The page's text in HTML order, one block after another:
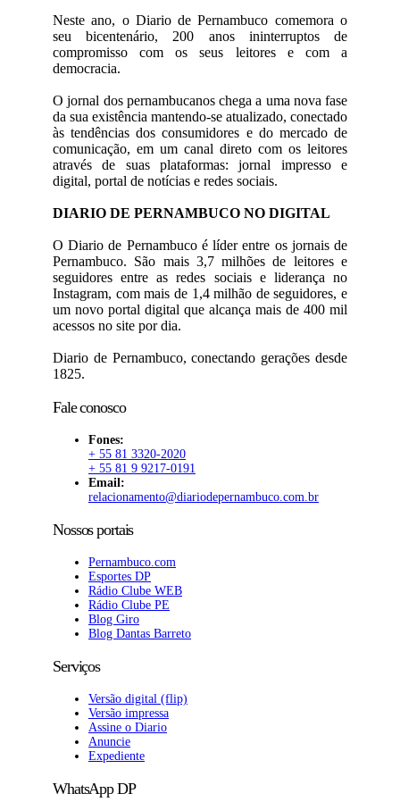
Neste ano, o Diario de Pernambuco comemora o
seu bicentenário, 200 anos ininterruptos de
compromisso com os seus leitores e com a
democracia.
O jornal dos pernambucanos chega a uma nova fase
da sua existência mantendo-se atualizado, conectado
às tendências dos consumidores e do mercado de
comunicação, em um canal direto com os leitores
através de suas plataformas: jornal impresso e
digital, portal de notícias e redes sociais.
DIARIO DE PERNAMBUCO NO DIGITAL
O Diario de Pernambuco é líder entre os jornais de
Pernambuco. São mais 3,7 milhões de leitores e
seguidores entre as redes sociais e liderança no
Instagram, com mais de 1,4 milhão de seguidores, e
um novo portal digital que alcança mais de 400 mil
acessos no site por dia.
Diario de Pernambuco, conectando gerações desde
1825.
Fale conosco
Fones:
+ 55 81 3320-2020
+ 55 81 9 9217-0191
Email:
relacionamento@diariodepernambuco.com.br
Nossos portais
Pernambuco.com
Esportes DP
Rádio Clube WEB
Rádio Clube PE
Blog Giro
Blog Dantas Barreto
Serviços
Versão digital (flip)
Versão impressa
Assine o Diario
Anuncie
Expediente
WhatsApp DP